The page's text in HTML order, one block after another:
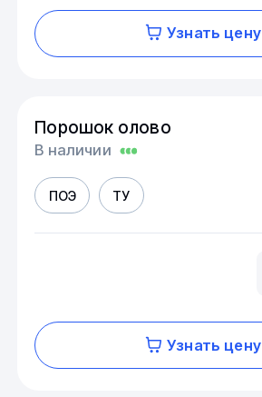
Узнать цену
Порошок олово
В наличии
ПОЭ ТУ
Узнать цену